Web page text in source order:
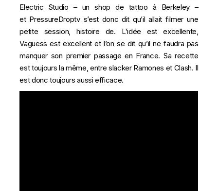
Electric Studio – un shop de tattoo à Berkeley –
et PressureDroptv s’est donc dit qu’il allait filmer une
petite session, histoire de. L’idée est excellente,
Vaguess est excellent et l’on se dit qu’il ne faudra pas
manquer son premier passage en France. Sa recette
est toujours la même, entre slacker Ramones et Clash. Il
est donc toujours aussi efficace.